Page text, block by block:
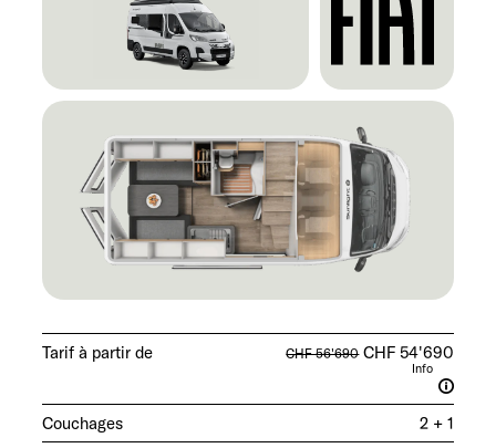
Tarif à partir de CHF 56'690 CHF 54'690
Info
Couchages
2 + 1